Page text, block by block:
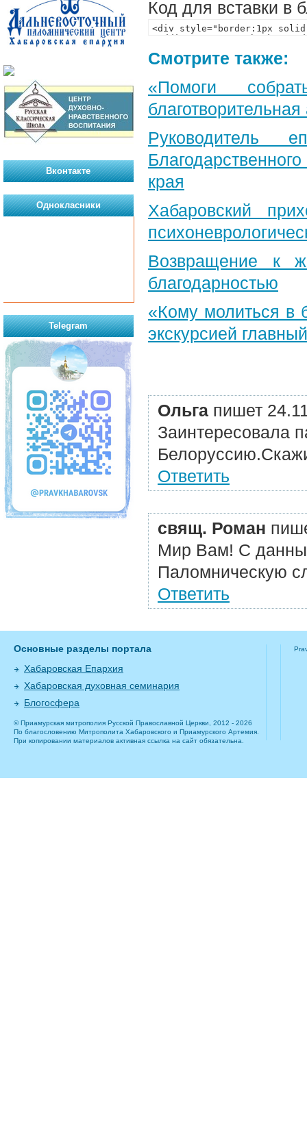
Код для вставки в
Смотрите также:
«Помоги
Руководитель
края
Хабаровский
Возвращение к
благодарностью
«Кому молиться в
экскурсией
Ольга пишет
Заинтересовала
Ответить
свящ. Роман
Мир Вам! С
Паломническую
Ответить
Вконтакте
Однокласники
Telegram
Основные разделы портала
Хабаровская Епархия
Хабаровская духовная семинария
Блогосфера
© Приамурская митрополия Русской Православной Церкви, 2012 - 2026
По благословению Митрополита Хабаровского и Приамурского Артемия.
При копировании материалов активная ссылка на сайт обязательна.